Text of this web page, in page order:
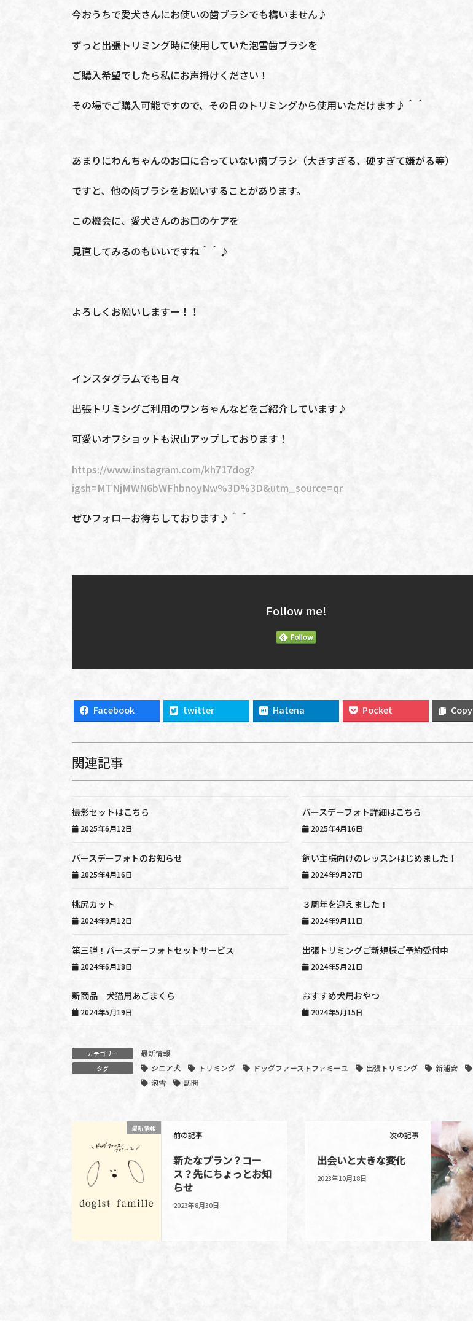
今おうちで愛犬さんにお使いの歯ブラシでも構いません♪
ずっと出張トリミング時に使用していた泡雪歯ブラシを
ご購入希望でしたら私にお声掛けください！
その場でご購入可能ですので、その日のトリミングから使用いただけます♪＾＾
あまりにわんちゃんのお口に合っていない歯ブラシ（大きすぎる、硬すぎて嫌がる等）
ですと、他の歯ブラシをお願いすることがあります。
この機会に、愛犬さんのお口のケアを
見直してみるのもいいですね＾＾♪
よろしくお願いしますー！！
インスタグラムでも日々
出張トリミングご利用のワンちゃんなどをご紹介しています♪
可愛いオフショットも沢山アップしております！
https://www.instagram.com/kh717dog?
igsh=MTNjMWN6bWFhbnoyNw%3D%3D&utm_source=qr
ぜひフォローお待ちしております♪＾＾
Follow me!
Facebook twitter Hatena Pocket Copy
関連記事
撮影セットはこちら
2025年6月12日
バースデーフォト詳細はこちら
2025年4月16日
バースデーフォトのお知らせ
2025年4月16日
飼い主様向けのレッスンはじめました！
2024年9月27日
桃尻カット
2024年9月12日
３周年を迎えました！
2024年9月11日
第三弾！バースデーフォトセットサービス
2024年6月18日
出張トリミングご新規様ご予約受付中
2024年5月21日
新商品 犬猫用あごまくら
2024年5月19日
おすすめ犬用おやつ
2024年5月15日
カテゴリー 最新情報
タグ シニア犬 トリミング ドッグファーストファミーユ 出張トリミング 新浦安
泡雪
訪問
最新情報
前の記事
新たなプラン？コー
ス？先にちょっとお知
らせ
2023年8月30日
次の記事
出会いと大きな変化
2023年10月18日